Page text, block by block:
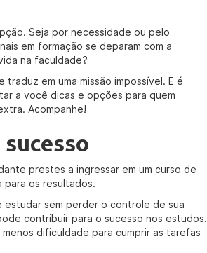
Seja por necessidade ou pelo
em formação se deparam com a
na faculdade?
em uma missão impossível. E é
a você dicas e opções para quem
Acompanhe!
prestes a ingressar em um curso de
para os resultados.
estudar sem perder o controle de sua
contribuir para o sucesso nos estudos.
dificuldade para cumprir as tarefas